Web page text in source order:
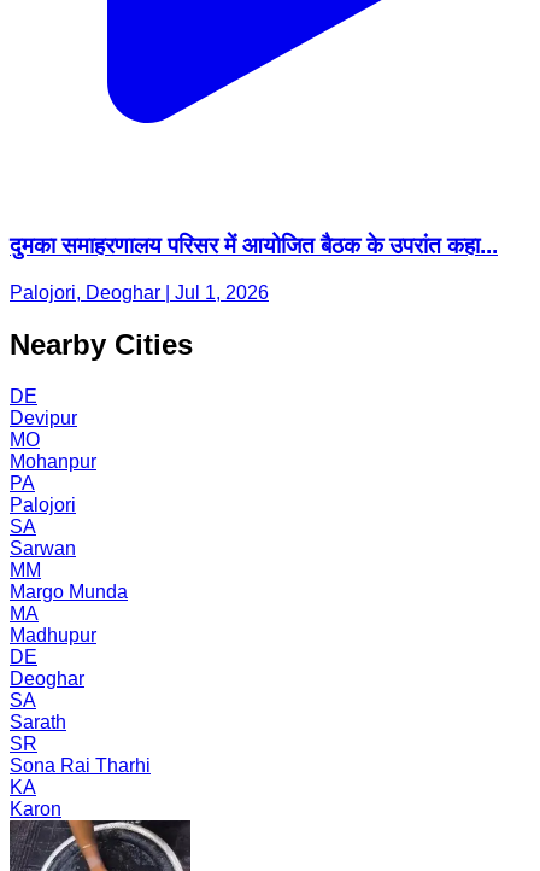
दुमका समाहरणालय परिसर में आयोजित बैठक के उपरांत कहा...
Palojori, Deoghar | Jul 1, 2026
Nearby Cities
DE
Devipur
MO
Mohanpur
PA
Palojori
SA
Sarwan
MM
Margo Munda
MA
Madhupur
DE
Deoghar
SA
Sarath
SR
Sona Rai Tharhi
KA
Karon